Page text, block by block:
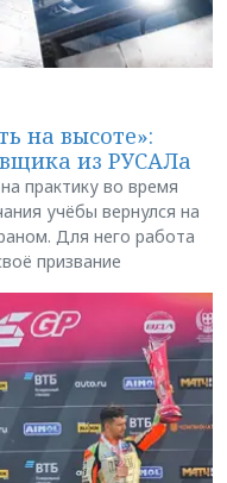
на высоте»:
из РУСАЛа
практику во время
учёбы вернулся на
Для него работа
призвание